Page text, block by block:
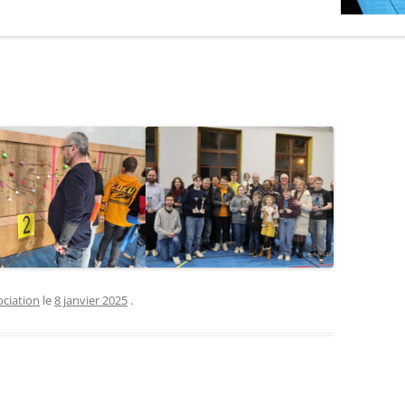
le8 janvier 2025 .